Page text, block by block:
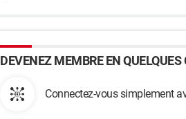
DEVENEZ MEMBRE EN QUELQUES
Connectez-vous simplement